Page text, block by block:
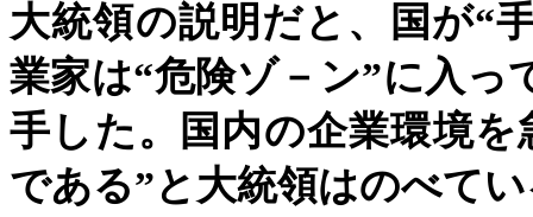
大統領の説明だと、国が“
業家は“危険ゾ－ン”に入っ
手した。国内の企業環境
である”と大統領はのべて